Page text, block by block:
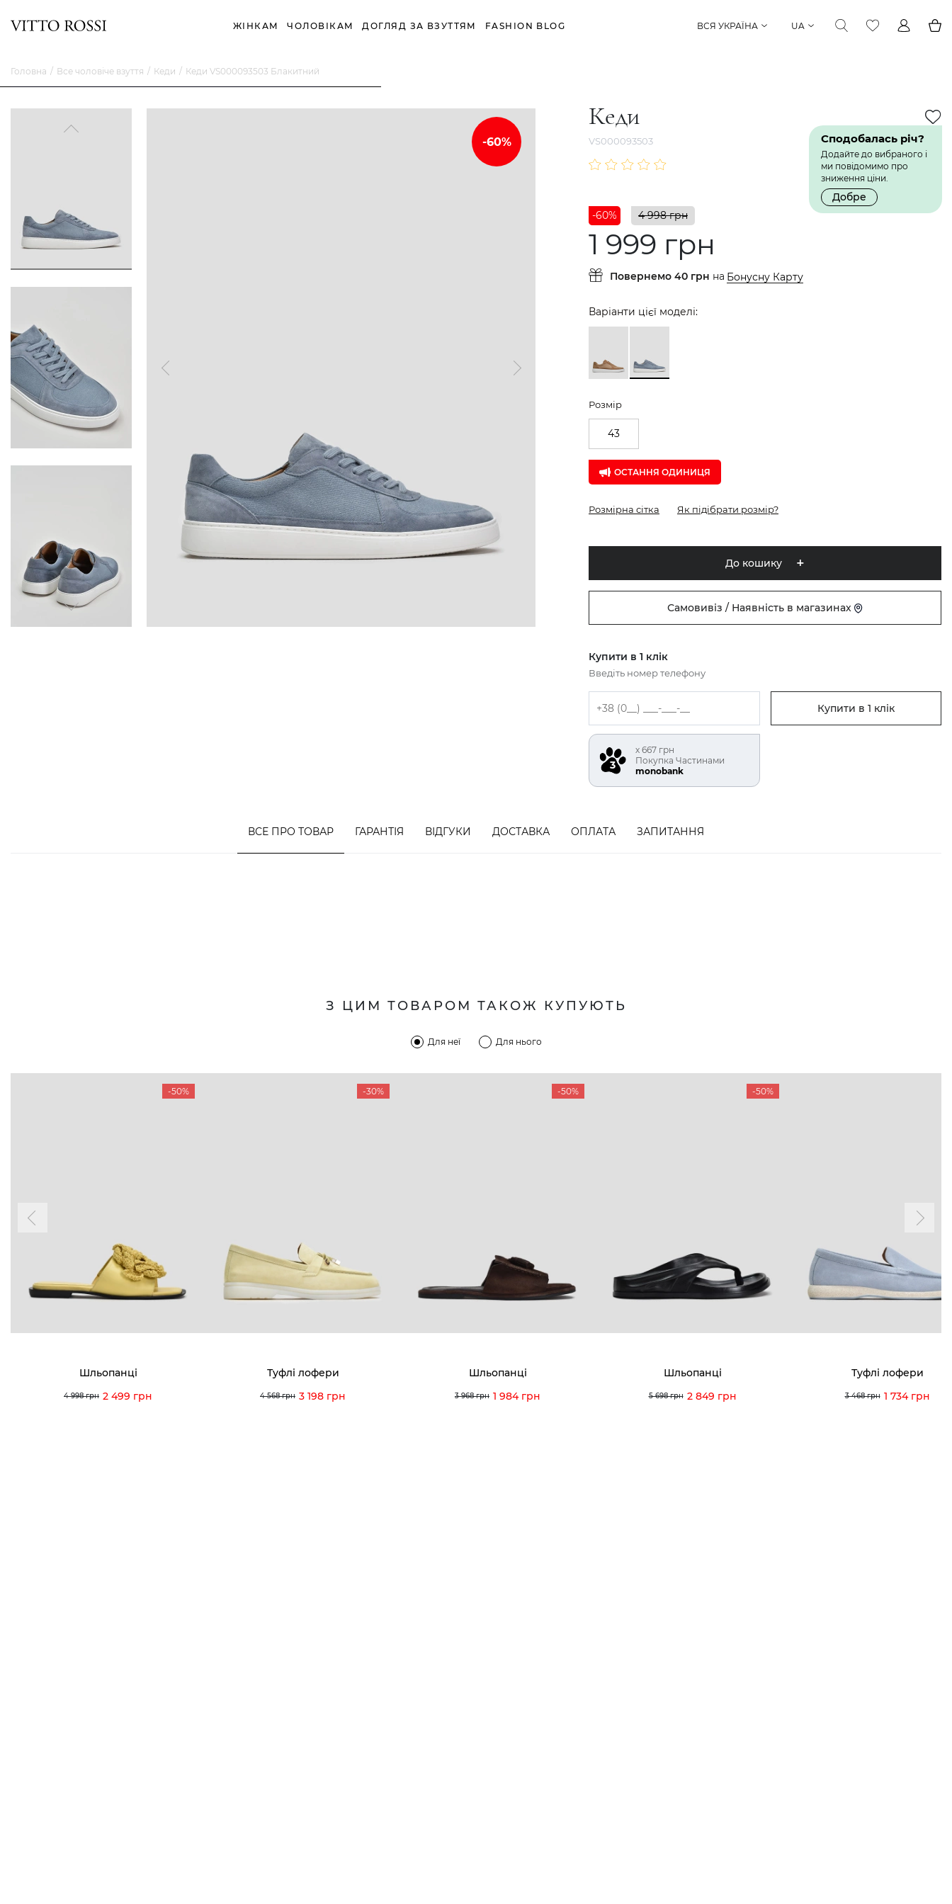
ЖІНКАМ ЧОЛОВІКАМ ДОГЛЯД ЗА ВЗУТТЯМ FASHION BLOG ВСЯ УКРАЇНА UA
Головна Все чоловіче взуття Кеди Кеди VS000093503 Блакитний
Кеди
VS000093503 Сподобалась річ?
Додайте до вибраного і
ми повідомимо про
зниження ціни.
Добре
-60%
4 998 грн
1 999 грн
Повернемо 40 грн на Бонусну Карту
Варіанти цієї моделі:
Розмір
43
ОСТАННЯ ОДИНИЦЯ
Розмірна сітка Як підібрати розмір?
До кошику
Самовивіз / Наявність в магазинах
Купити в 1 клік
Введіть номер телефону
Купити в 1 клік
х 667 грн
Покупка Частинами
monobank
ВСЕ ПРО ТОВАР ГАРАНТІЯ ВІДГУКИ ДОСТАВКА ОПЛАТА ЗАПИТАННЯ
З ЦИМ ТОВАРОМ ТАКОЖ КУПУЮТЬ
Для неї Для нього
-50%
Шльопанці
4 998 грн 2 499 грн
-30%
Туфлі лофери
4 568 грн 3 198 грн
-50%
Шльопанці
3 968 грн 1 984 грн
-50%
Шльопанці
5 698 грн 2 849 грн
Туфлі лофери
3 468 грн 1 734 грн
Для неї
0 (973) 89-43-98
Вакансії та Робота
Наші магазини
Доставка і оплата
Гарантія і повернення
Мої перегляди